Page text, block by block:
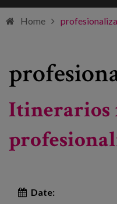
Home
Itinerarios
Date: